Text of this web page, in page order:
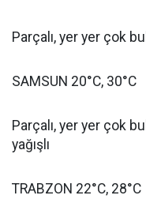
Parçalı, yer yer çok
SAMSUN 20°C, 30°C
Parçalı, yer yer çok
yağışlı
TRABZON 22°C, 28°C